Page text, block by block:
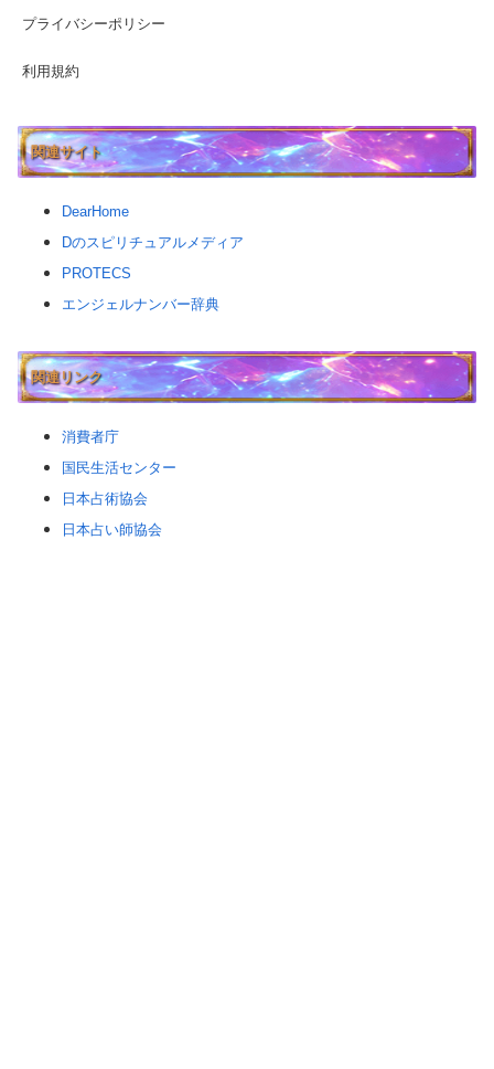
プライバシーポリシー
利用規約
関連サイト
DearHome
Dのスピリチュアルメディア
PROTECS
エンジェルナンバー辞典
関連リンク
消費者庁
国民生活センター
日本占術協会
日本占い師協会